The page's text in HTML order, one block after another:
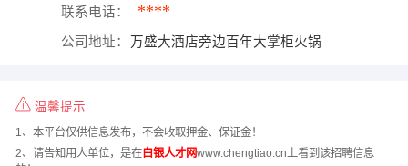
联系电话： ****
公司地址： 万盛大酒店旁边百年大掌柜火锅
温馨提示
1、本平台仅供信息发布，不会收取押金、保证金！
2、请告知用人单位，是在白银人才网www.chengtiao.cn上看到该招聘信息